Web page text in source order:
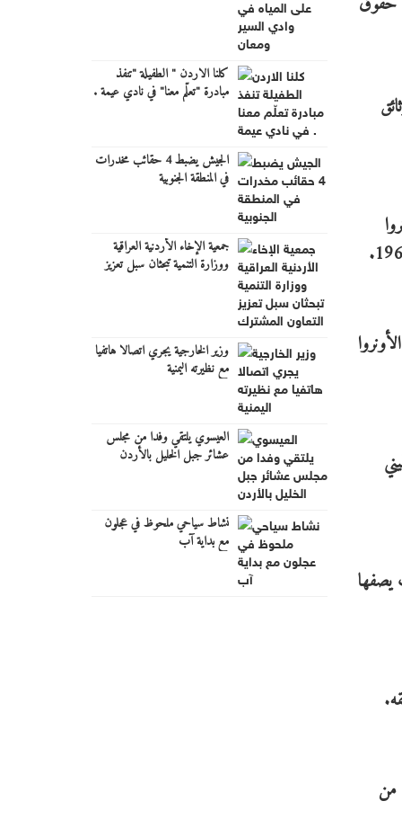
يصفها
وأكدتمصادر أمميةأن الأونروا نفذت، على مدى أشهر، عملية سرية لنقل أرشيف يوثق تاريخ اللجوء الفلسطيني منذ نكبة 1948 من
كلنا الاردن " الطفيلة "تنفذ
مبادرة "تعلّم معنا" في نادي عيمة .
الجيش يضبط 4 حقائب مخدرات
في المنطقة الجنوبية
جمعية الإخاء الأردنية العراقية
ووزارة التنمية تبحثان سبل تعزيز
وزير الخارجية يجري اتصالا هاتفيا
مع نظيرته اليمنية
العيسوي يلتقي وفدا من مجلس
عشائر جبل الخليل بالأردن
نشاط سياحي ملحوظ في عجلون
مع بداية آب